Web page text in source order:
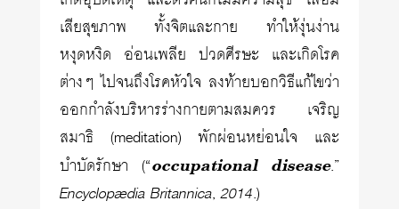
เสียสุขภาพ ทั้งจิตและกาย ทำให้งุ่นง่าน
หงุดหงิด อ่อนเพลีย ปวดศีรษะ และเกิดโรค
ต่างๆ ไปจนถึงโรคหัวใจ ลงท้ายบอกวิธีแก้ไขว่า
ออกกำลังบริหารร่างกายตามสมควร เจริญ
สมาธิ (meditation) พักผ่อนหย่อนใจ และ
บำบัดรักษา (“occupational disease.”
Encyclopædia Britannica,2014.)